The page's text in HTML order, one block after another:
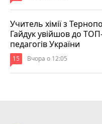
Учитель хімії з
Гайдук увійшов до
педагогів України
15 Вчора о 12:05